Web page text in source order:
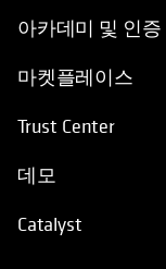
아카데미 및 인증
마켓플레이스
Trust Center
데모
Catalyst